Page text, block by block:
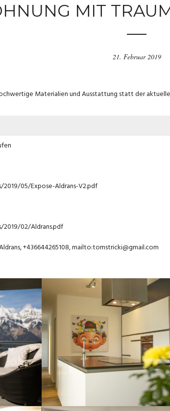
MIT
21. Februar 2019
Materialien und Ausstattung statt der
05/Expose-Aldrans-V2.pdf
02/Aldrans.pdf
+436644265108, mailto:tomstricki@gmail.com